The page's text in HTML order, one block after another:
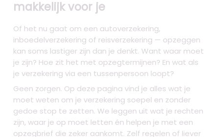
makkelijk voor je
Of het nu gaat om een autoverzekering,
inboedelverzekering of reisverzekering — opzeggen
kan soms lastiger zijn dan je denkt. Want waar moet
je zijn? Hoe zit het met opzegtermijnen? En wat als
je verzekering via een tussenpersoon loopt?
Geen zorgen. Op deze pagina vind je alles wat je
moet weten om je verzekering soepel en zonder
gedoe stop te zetten. We leggen uit wat je rechten
zijn, waar je op moet letten én helpen je met een
opzegbrief die zeker aankomt. Zelf regelen of liever